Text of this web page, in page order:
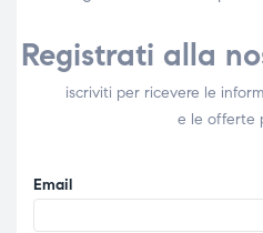
Registrati alla
iscriviti per ricevere le
e le offerte
Email